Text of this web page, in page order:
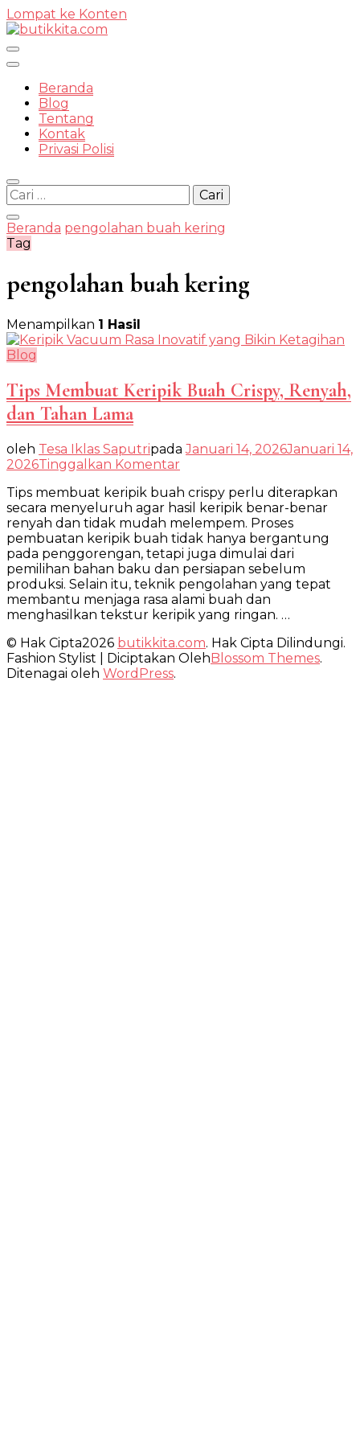
Lompat ke Konten
Beranda
Blog
Tentang
Kontak
Privasi Polisi
Cari
untuk:
Beranda pengolahan buah kering
Tag
pengolahan buah kering
Menampilkan 1 Hasil
Blog
Tips Membuat Keripik Buah Crispy, Renyah,
dan Tahan Lama
oleh Tesa Iklas SaputripadaJanuari 14, 2026Januari 14,
2026Tinggalkan Komentar
Membuat
Keripik
Buah
Crispy,
Renyah,
dan
Tahan
Lama
Tips membuat keripik buah crispy perlu diterapkan
secara menyeluruh agar hasil keripik benar-benar
renyah dan tidak mudah melempem. Proses
pembuatan keripik buah tidak hanya bergantung
pada penggorengan, tetapi juga dimulai dari
pemilihan bahan baku dan persiapan sebelum
produksi. Selain itu, teknik pengolahan yang tepat
membantu menjaga rasa alami buah dan
menghasilkan tekstur keripik yang ringan. …
© Hak Cipta2026 butikkita.com. Hak Cipta Dilindungi.
Fashion Stylist | Diciptakan OlehBlossom Themes.
Ditenagai oleh WordPress.